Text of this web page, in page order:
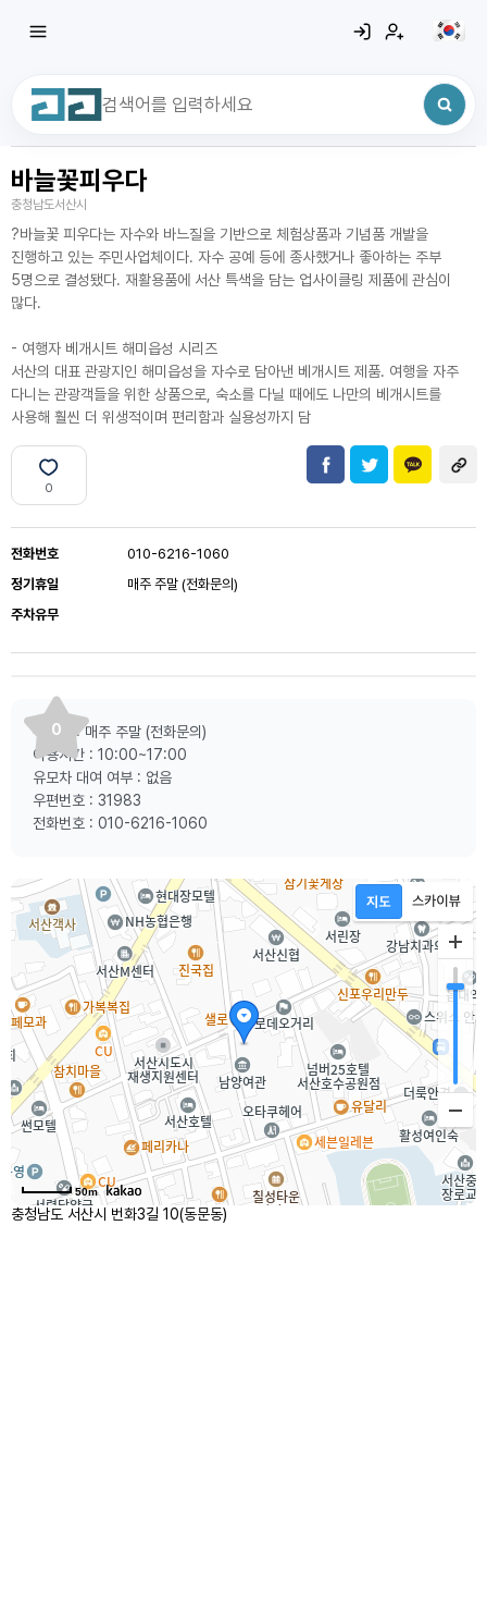
최근 검색어
바늘꽃피우다
충청남도서산시
?바늘꽃 피우다는 자수와 바느질을 기반으로 체험상품과 기념품 개발을
진행하고 있는 주민사업체이다. 자수 공예 등에 종사했거나 좋아하는 주부
5명으로 결성됐다. 재활용품에 서산 특색을 담는 업사이클링 제품에 관심이
많다.
- 여행자 베개시트 해미읍성 시리즈
서산의 대표 관광지인 해미읍성을 자수로 담아낸 베개시트 제품. 여행을 자주
다니는 관광객들을 위한 상품으로, 숙소를 다닐 때에도 나만의 베개시트를
사용해 훨씬 더 위생적이며 편리함과 실용성까지 담
0
전화번호
010-6216-1060
정기휴일
매주 주말 (전화문의)
주차유무
0
쉬는날 : 매주 주말 (전화문의)
이용시간 : 10:00~17:00
유모차 대여 여부 : 없음
우편번호 : 31983
전화번호 : 010-6216-1060
50m
충청남도 서산시 번화3길 10(동문동)